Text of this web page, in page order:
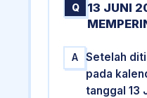
Q
13 JUNI
A
Setelah
pada
tanggal 13